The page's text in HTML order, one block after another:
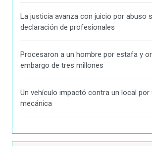
La justicia avanza con juicio por abuso
declaración de profesionales
Procesaron a un hombre por estafa y
embargo de tres millones
Un vehículo impactó contra un local por
mecánica